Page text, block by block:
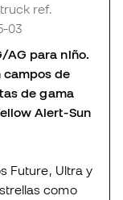
ref.
03
AG para niño.
de
de gama
Alert-Sun
Future, Ultra y
como